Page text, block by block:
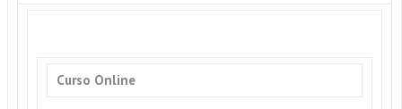
Curso Online